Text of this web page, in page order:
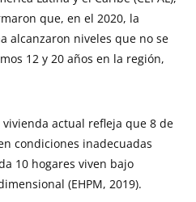
que, en el 2020, la
alcanzaron niveles que no se
12 y 20 años en la región,
actual refleja que 8 de
condiciones inadecuadas
10 hogares viven bajo
(EHPM, 2019).